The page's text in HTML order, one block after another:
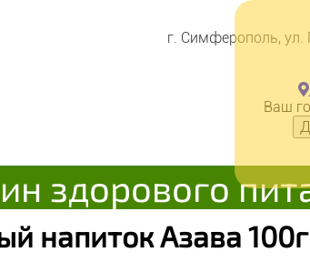
г. Симферополь, ул.
Ваш
здорового
напиток Азава 100г